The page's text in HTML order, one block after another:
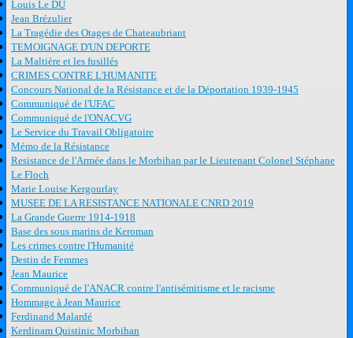
Louis Le DU
Jean Brézulier
La Tragédie des Otages de Chateaubriant
TEMOIGNAGE D'UN DEPORTE
La Maltière et les fusillés
CRIMES CONTRE L'HUMANITE
Concours National de la Résistance et de la Déportation 1939-1945
Communiqué de l'UFAC
Communiqué de l'ONACVG
Le Service du Travail Obligatoire
Mémo de la Résistance
Resistance de l'Armée dans le Morbihan par le Lieutenant Colonel Stéphane
Le Floch
Marie Louise Kergourlay
MUSEE DE LA RESISTANCE NATIONALE CNRD 2019
La Grande Guerre 1914-1918
Base des sous marins de Keroman
Les crimes contre l'Humanité
Destin de Femmes
Jean Maurice
Communiqué de l'ANACR contre l'antisémitisme et le racisme
Hommage à Jean Maurice
Ferdinand Malardé
Kerdinam Quistinic Morbihan